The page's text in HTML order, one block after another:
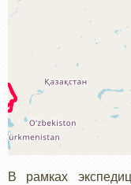
В рамках